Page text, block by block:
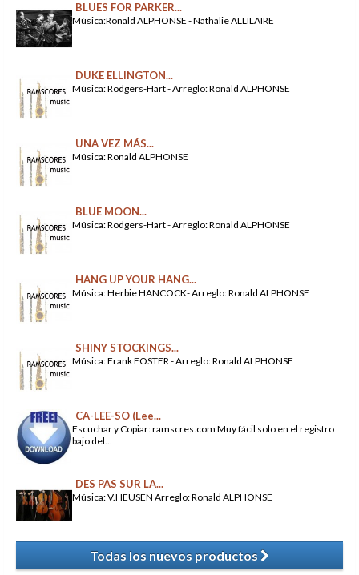
BLUES FOR PARKER...
Música:Ronald ALPHONSE - Nathalie ALLILAIRE
DUKE ELLINGTON...
Música: Rodgers-Hart - Arreglo: Ronald ALPHONSE
UNA VEZ MÁS...
Música: Ronald ALPHONSE
BLUE MOON...
Música: Rodgers-Hart - Arreglo: Ronald ALPHONSE
HANG UP YOUR HANG...
Música: Herbie HANCOCK- Arreglo: Ronald ALPHONSE
SHINY STOCKINGS...
Música: Frank FOSTER - Arreglo: Ronald ALPHONSE
CA-LEE-SO (Lee...
Escuchar y Copiar: ramscres.com Muy fácil solo en el registro
bajo del...
DES PAS SUR LA...
Música: V.HEUSEN Arreglo: Ronald ALPHONSE
Todas los nuevos productos